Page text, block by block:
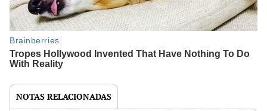
NOTAS RELACIONADAS